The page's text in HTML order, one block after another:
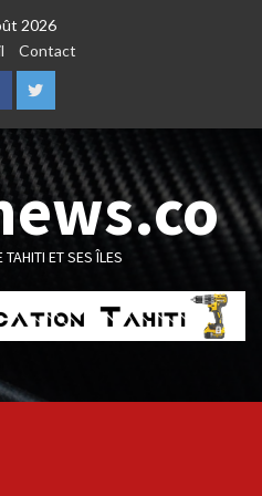
2026
Contact
Twitter
TAHITI ET SES ÎLES